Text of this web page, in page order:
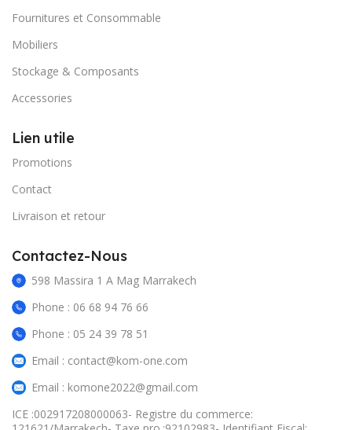
Fournitures et Consommable
Mobiliers
Stockage & Composants
Accessories
Lien utile
Promotions
Contact
Livraison et retour
Contactez-Nous
598 Massira 1 A Mag Marrakech
Phone : 06 68 94 76 66
Phone : 05 24 39 78 51
Email : contact@kom-one.com
Email : komone2022@gmail.com
ICE :002917208000063- Registre du commerce: